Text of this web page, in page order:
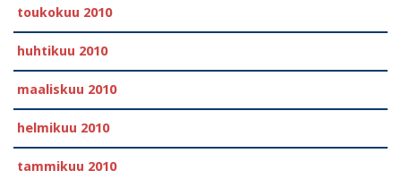
toukokuu 2010
huhtikuu 2010
maaliskuu 2010
helmikuu 2010
tammikuu 2010